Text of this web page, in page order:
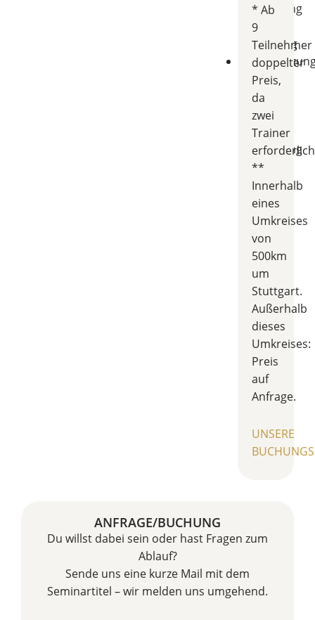
Anwendung
im
Salonalltag
bei
der
Partner-
Salon-
Vermittlung
möglich
* Ab
9
Teilnehmer
doppelter
Preis,
da
zwei
Trainer
**
Innerhalb
eines
Umkreises
von
500km
um
Stuttgart.
Außerhalb
dieses
Umkreises:
Preis
auf
Anfrage.
UNSERE
ANFRAGE/BUCHUNG
Du willst dabei sein oder hast Fragen zum
Ablauf?
Sende uns eine kurze Mail mit dem
Seminartitel – wir melden uns umgehend.